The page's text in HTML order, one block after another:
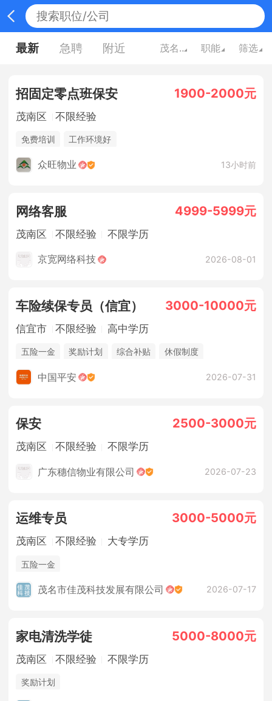
最新 急聘 附近 茂名广东 职能 筛选
招固定零点班保安 1900-2000元
茂南区 不限经验
免费培训 工作环境好
众旺物业 13小时前
网络客服 4999-5999元
茂南区 不限经验 不限学历
京宽网络科技 2026-08-01
车险续保专员（信宜） 3000-10000元
信宜市 不限经验 高中学历
五险一金 奖励计划 综合补贴
休假制度
法定节假日
中国平安 2026-07-31
保安 2500-3000元
茂南区 不限经验 不限学历
广东穗信物业有限公司 2026-07-23
运维专员 3000-5000元
茂南区 不限经验 大专学历
五险一金
茂名市佳茂科技发展有限公司 2026-07-17
家电清洗学徒 5000-8000元
茂南区 不限经验 不限学历
奖励计划